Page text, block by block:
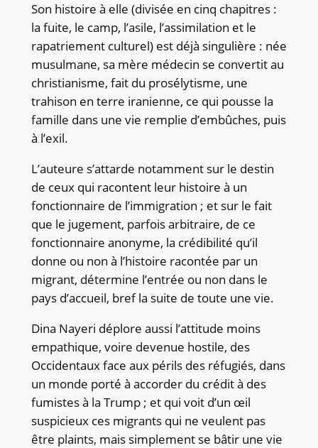
Son histoire à elle (divisée en cinq chapitres :
la fuite, le camp, l’asile, l’assimilation et le
rapatriement culturel) est déjà singulière : née
musulmane, sa mère médecin se convertit au
christianisme, fait du prosélytisme, une
trahison en terre iranienne, ce qui pousse la
famille dans une vie remplie d’embûches, puis
à l’exil.
L’auteure s’attarde notamment sur le destin
de ceux qui racontent leur histoire à un
fonctionnaire de l’immigration ; et sur le fait
que le jugement, parfois arbitraire, de ce
fonctionnaire anonyme, la crédibilité qu’il
donne ou non à l’histoire racontée par un
migrant, détermine l’entrée ou non dans le
pays d’accueil, bref la suite de toute une vie.
Dina Nayeri déplore aussi l’attitude moins
empathique, voire devenue hostile, des
Occidentaux face aux périls des réfugiés, dans
un monde porté à accorder du crédit à des
fumistes à la Trump ; et qui voit d’un œil
suspicieux ces migrants qui ne veulent pas
être plaints, mais simplement se bâtir une vie